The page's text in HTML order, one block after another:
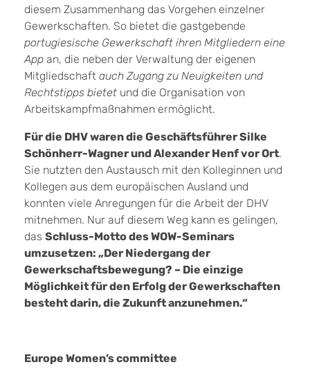
diesem Zusammenhang das Vorgehen einzelner
Gewerkschaften. So bietet die gastgebende
portugiesische Gewerkschaft ihren Mitgliedern eine
App an, die neben der Verwaltung der eigenen
Mitgliedschaft auch Zugang zu Neuigkeiten und
Rechtstipps bietet und die Organisation von
Arbeitskampfmaßnahmen ermöglicht.
Für die DHV waren die Geschäftsführer Silke
Schönherr-Wagner und Alexander Henf vor Ort.
Sie nutzten den Austausch mit den Kolleginnen und
Kollegen aus dem europäischen Ausland und
konnten viele Anregungen für die Arbeit der DHV
mitnehmen. Nur auf diesem Weg kann es gelingen,
das Schluss-Motto des WOW-Seminars
umzusetzen: „Der Niedergang der
Gewerkschaftsbewegung? – Die einzige
Möglichkeit für den Erfolg der Gewerkschaften
besteht darin, die Zukunft anzunehmen.“
Europe Women’s committee